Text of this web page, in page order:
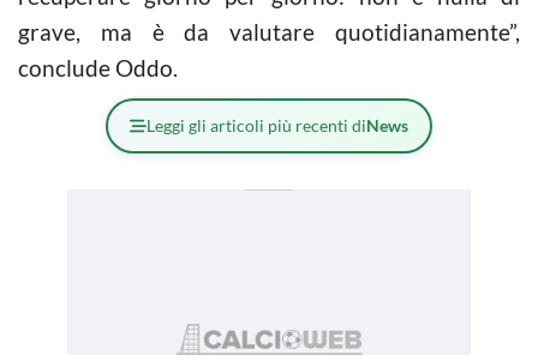
grave, ma è da valutare quotidianamente”,
conclude Oddo.
Leggi gli articoli più recenti diNews